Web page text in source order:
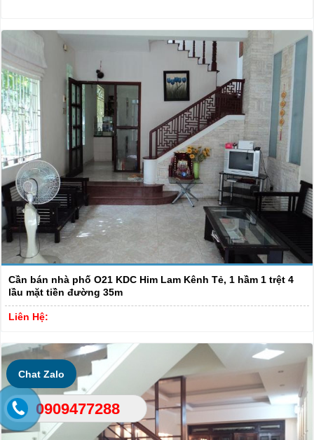
Cần bán nhà phố O21 KDC Him Lam Kênh Tẻ, 1 hầm 1 trệt 4
lầu mặt tiền đường 35m
Liên Hệ:
Chat Zalo
0909477288